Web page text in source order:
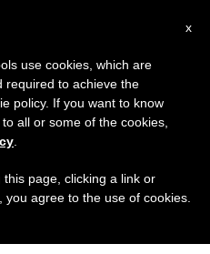
x
use cookies, which are
required to achieve the
policy. If you want to know
all or some of the cookies,
page, clicking a link or
agree to the use of cookies.